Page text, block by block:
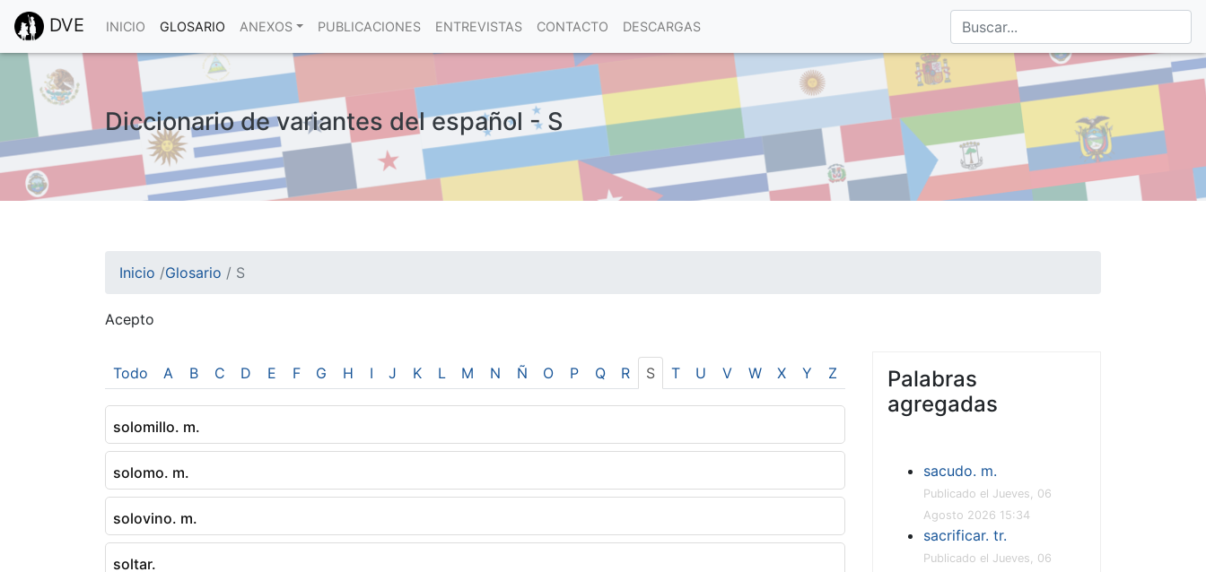
DVE INICIO GLOSARIO ANEXOS PUBLICACIONES ENTREVISTAS CONTACTO DESCARGAS
Diccionario de variantes del español - S
Inicio /Glosario / S
Acepto
Todo A B C D E F G H I J K L M N Ñ O P Q R S T U V W X Y Z
solomillo. m.
solomo. m.
solovino. m.
soltar.
Palabras
agregadas
sacudo. m.
Publicado el Jueves, 06
Agosto 2026 15:34
sacrificar. tr.
Publicado el Jueves, 06